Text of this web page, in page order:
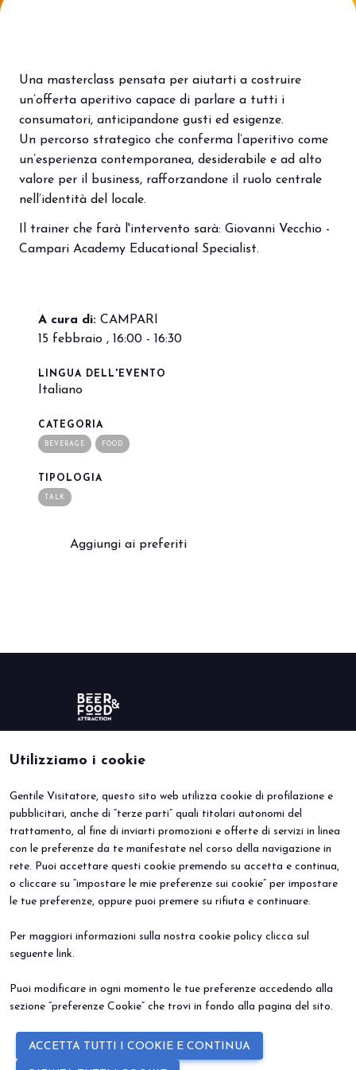
AREA RISERVATA VISITATORI
Una masterclass pensata per aiutarti a costruire
un’offerta aperitivo capace di parlare a tutti i
consumatori, anticipandone gusti ed esigenze.
Un percorso strategico che conferma l’aperitivo come
un’esperienza contemporanea, desiderabile e ad alto
valore per il business, rafforzandone il ruolo centrale
nell’identità del locale.
Il trainer che farà l'intervento sarà: Giovanni Vecchio -
Campari Academy Educational Specialist.
A cura di: CAMPARI
15 febbraio , 16:00 - 16:30
LINGUA DELL'EVENTO
Italiano
CATEGORIA
BEVERAGE FOOD
TIPOLOGIA
TALK
Aggiungi ai preferiti
Utilizziamo i cookie
Gentile Visitatore, questo sito web utilizza cookie di profilazione e
pubblicitari, anche di “terze parti” quali titolari autonomi del
trattamento, al fine di inviarti promozioni e offerte di servizi in linea
con le preferenze da te manifestate nel corso della navigazione in
rete. Puoi accettare questi cookie premendo su accetta e continua,
o cliccare su “impostare le mie preferenze sui cookie” per impostare
le tue preferenze, oppure puoi premere su rifiuta e continuare.
Per maggiori informazioni sulla nostra cookie policy clicca sul
seguente link.
Puoi modificare in ogni momento le tue preferenze accedendo alla
sezione “preferenze Cookie” che trovi in fondo alla pagina del sito.
ACCETTA TUTTI I COOKIE E CONTINUA
BEER&FOOD ATTRACTION
Edizione 2027
Settori espositivi
Contatti
VISITA
Perché visitare
Info utili
Area riservata
ESPONI
Perché esporre
Prenota il tuo stand
EVENTI
Eventi e progetti speciali
© 2026ITALIAN EXHIBITION GROUP SpA - Via Emilia 155, 47921 Rimini